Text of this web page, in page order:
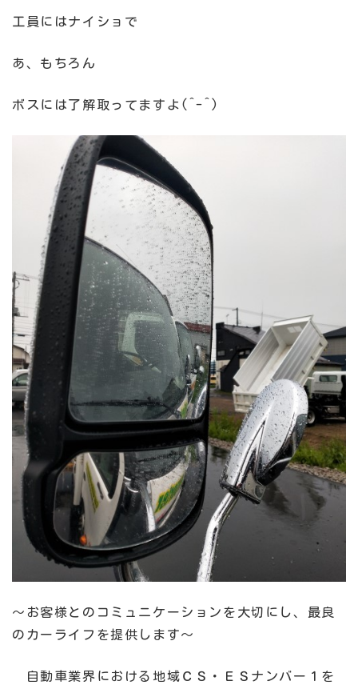
工員にはナイショで
あ、もちろん
ボスには了解取ってますよ(^-^)
～お客様とのコミュニケーションを大切にし、最良
のカーライフを提供します～
自動車業界における地域ＣＳ・ＥＳナンバー１を